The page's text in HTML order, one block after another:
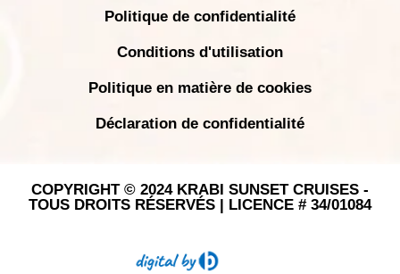
Politique de confidentialité
Conditions d'utilisation
Politique en matière de cookies
Déclaration de confidentialité
COPYRIGHT © 2024 KRABI SUNSET CRUISES -
TOUS DROITS RÉSERVÉS | LICENCE # 34/01084